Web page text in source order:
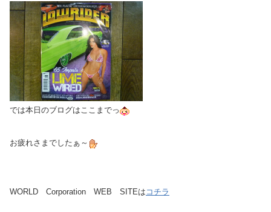
では本日のブログはここまでっ
お疲れさまでしたぁ～
WORLD Corporation WEB SITEは コチラ